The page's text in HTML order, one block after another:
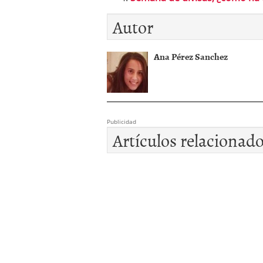
Autor
Ana Pérez Sanchez
Publicidad
Artículos